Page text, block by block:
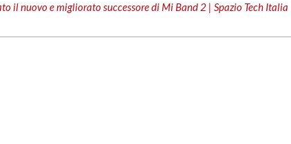
il nuovo e migliorato successore di Mi Band 2 | Spazio Tech Italia